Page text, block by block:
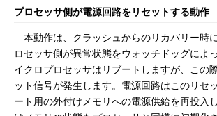
プロセッサ側が電源回路をリセットする動作
本動作は、クラッシュからのリカバリー時
ロセッサ側が異常状態をウォッチドッグによ
イクロプロセッサはリブートしますが、この
ット信号が発生します。電源回路はこのリセ
ート用の外付けメモリへの電源供給を再投入